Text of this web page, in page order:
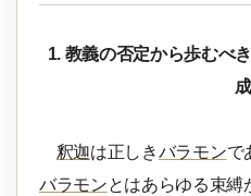
1. 教義の否定から歩むべ
成
釈迦は正しきバラモンで
バラモンとはあらゆる束縛